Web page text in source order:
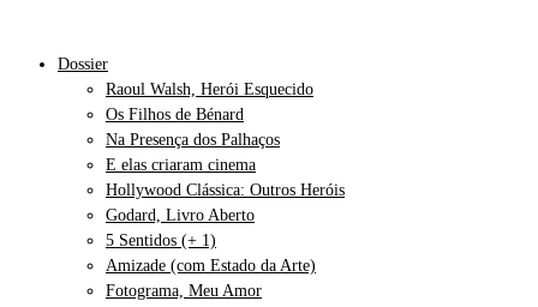
Dossier
Raoul Walsh, Herói Esquecido
Os Filhos de Bénard
Na Presença dos Palhaços
E elas criaram cinema
Hollywood Clássica: Outros Heróis
Godard, Livro Aberto
5 Sentidos (+ 1)
Amizade (com Estado da Arte)
Fotograma, Meu Amor